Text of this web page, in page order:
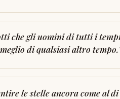
che gli uomini di tutti i
di qualsiasi altro tempo.
le stelle ancora come al